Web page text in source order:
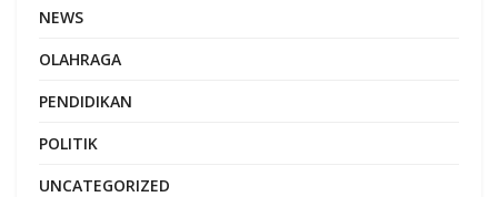
NEWS
OLAHRAGA
PENDIDIKAN
POLITIK
UNCATEGORIZED